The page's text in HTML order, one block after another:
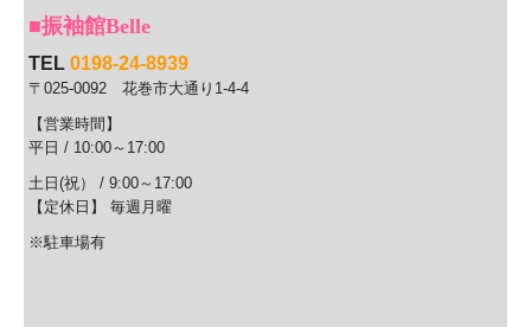
■振袖館Belle
TEL0198-24-8939
〒025-0092花巻市大通り1-4-4
【営業時間】
平日 / 10:00～17:00
土日(祝） / 9:00～17:00
【定休日】 毎週月曜
※駐車場有